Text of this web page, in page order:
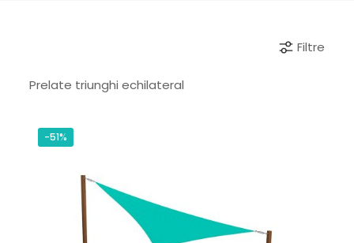
Filtre
Prelate triunghi echilateral
-51%